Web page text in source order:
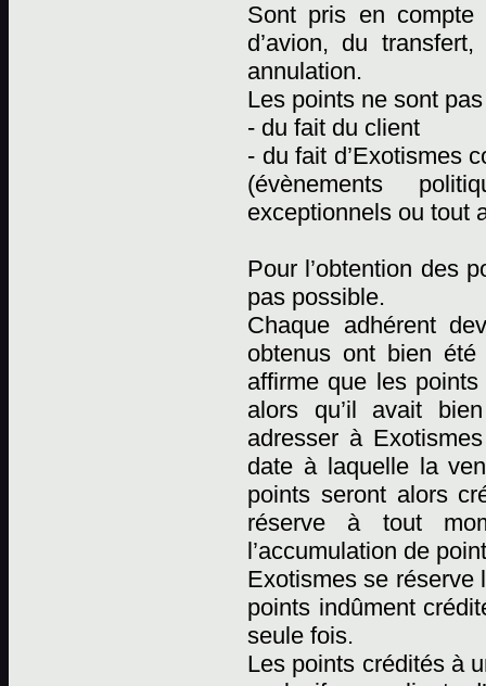
Sont pris en compte
d’avion, du
annulation.
Les points ne sont
- du fait du client
- du fait d’Exotismes
(évènements
exceptionnels ou tout
Pour l’obtention des
pas possible.
Chaque adhérent
obtenus ont bien
affirme que les
alors qu’il avait
adresser à
date à laquelle la
points seront alors
réserve à tout
l’accumulation de
Exotismes se réserve
points indûment
seule fois.
Les points crédités à